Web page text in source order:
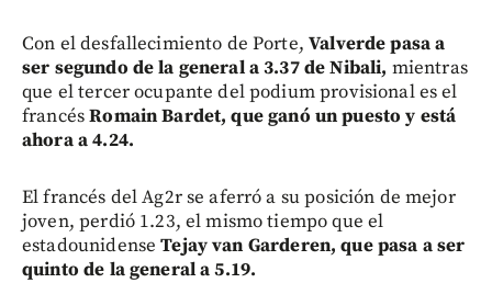
Con el desfallecimiento de Porte,Valverde pasa a
ser segundo de la general a 3.37 de Nibali, mientras
que el tercer ocupante del podium provisional es el
francésRomain Bardet, que ganó un puesto y está
ahora a 4.24.
El francés del Ag2r se aferró a su posición de mejor
joven, perdió 1.23, el mismo tiempo que el
estadounidenseTejay van Garderen, que pasa a ser
quinto de la general a 5.19.